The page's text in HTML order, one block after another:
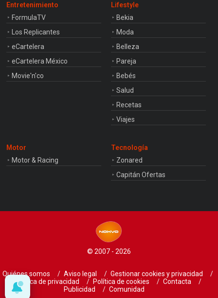
Entretenimiento
FormulaTV
Los Replicantes
eCartelera
eCartelera México
Movie'n'co
Lifestyle
Bekia
Moda
Belleza
Pareja
Bebés
Salud
Recetas
Viajes
Motor
Motor & Racing
Tecnología
Zonared
Capitán Ofertas
© 2007 - 2026
Quiénes somos Aviso legal
Gestionar cookies y privacidad
Política de privacidad
Política de cookies
Contacta
Publicidad
Comunidad